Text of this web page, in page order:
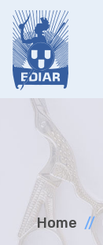
Home